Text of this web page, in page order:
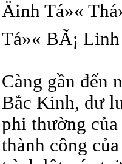
Äinh Tá»«
Tá»« BÃ¡ Linh
Càng gần đến
Bắc Kinh, dư
phi thường của
thành công